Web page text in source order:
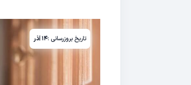
تاریخ بروزرسانی :۱۴ آذر